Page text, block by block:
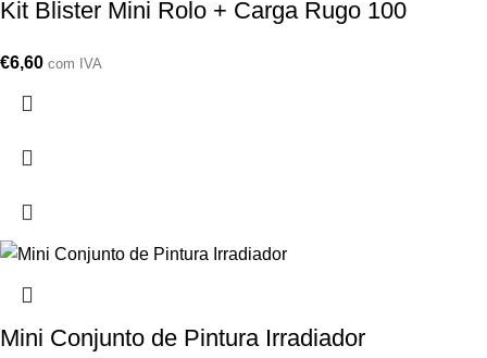
Kit Blister Mini Rolo + Carga Rugo 100
€6,60 com IVA
Mini Conjunto de Pintura Irradiador